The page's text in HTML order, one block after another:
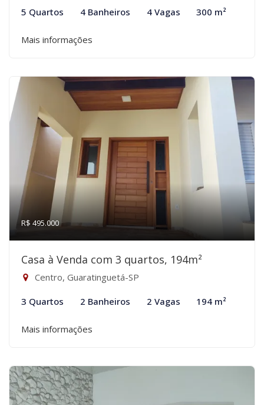
5 Quartos 4 Banheiros 4 Vagas 300 m²
Mais informações
R$ 495.000
Casa à Venda com 3 quartos, 194m²
Centro, Guaratinguetá-SP
3 Quartos 2 Banheiros 2 Vagas 194 m²
Mais informações